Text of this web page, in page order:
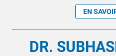
EN
DR.